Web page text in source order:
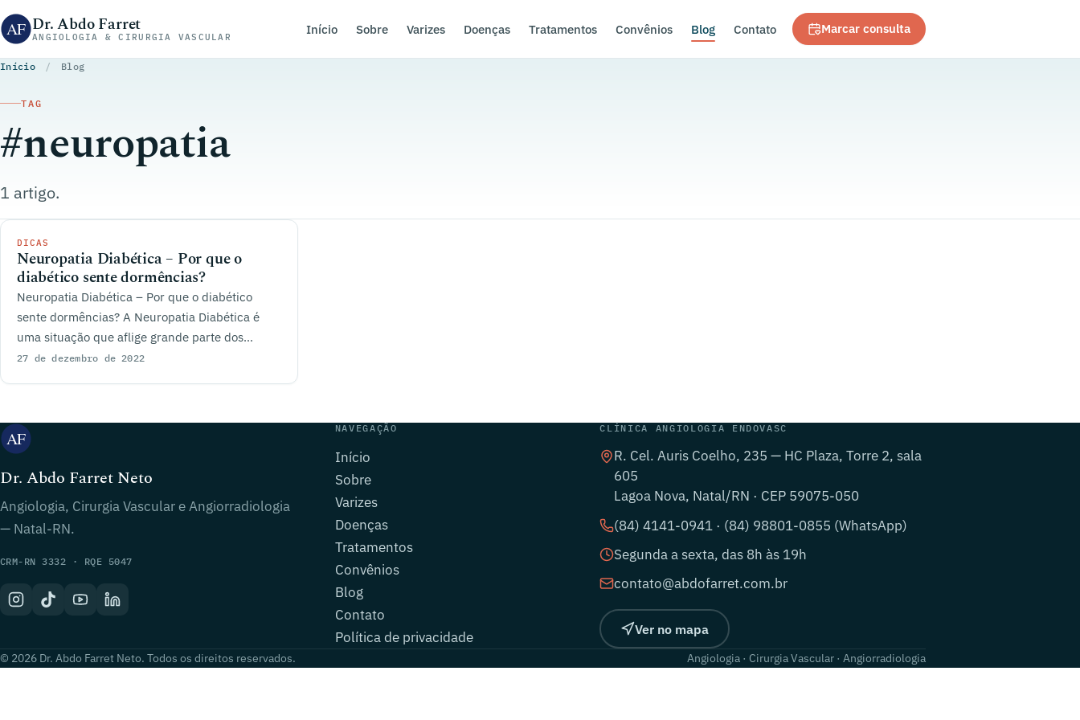
Pular para o conteúdo
Dr. Abdo Farret
ANGIOLOGIA & CIRURGIA VASCULAR
Início Sobre Varizes Doenças Tratamentos Convênios Blog Contato Marcar consulta
Início / Blog
TAG
#neuropatia
1 artigo.
DICAS
Neuropatia Diabética – Por que o
diabético sente dormências?
Neuropatia Diabética – Por que o diabético
sente dormências? A Neuropatia Diabética é
uma situação que aflige grande parte dos
pacientes...
27 de dezembro de 2022
Dr. Abdo Farret Neto
Angiologia, Cirurgia Vascular e Angiorradiologia
— Natal-RN.
CRM-RN 3332 · RQE 5047
NAVEGAÇÃO
Início
Sobre
Varizes
Doenças
Tratamentos
Convênios
Blog
Contato
Política de privacidade
CLÍNICA ANGIOLOGIA ENDOVASC
R. Cel. Auris Coelho, 235 — HC Plaza, Torre 2, sala
605
Lagoa Nova, Natal/RN · CEP 59075-050
(84) 4141-0941 · (84) 98801-0855 (WhatsApp)
Segunda a sexta, das 8h às 19h
contato@abdofarret.com.br
Ver no mapa
© 2026 Dr. Abdo Farret Neto. Todos os direitos reservados. Angiologia · Cirurgia Vascular · Angiorradiologia